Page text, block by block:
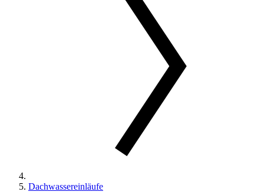
Dachwassereinläufe